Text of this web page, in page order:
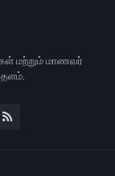
மற்றும் மாணவர்